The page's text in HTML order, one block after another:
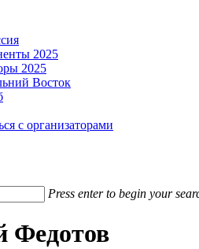
2025
2025
Восток
с организаторами
Press enter to begin your
Федотов